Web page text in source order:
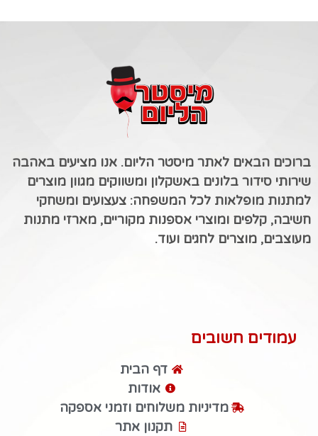
ברוכים הבאים לאתר מיסטר הליום. אנו מציעים באהבה
שירותי סידור בלונים באשקלון ומשווקים מגוון מוצרים
למתנות מופלאות לכל המשפחה: צעצועים ומשחקי
חשיבה, קלפים ומוצרי אספנות מקוריים, מארזי מתנות
מעוצבים, מוצרים לחגים ועוד.
עמודים חשובים
דף הבית
אודות
מדיניות משלוחים וזמני אספקה
תקנון אתר